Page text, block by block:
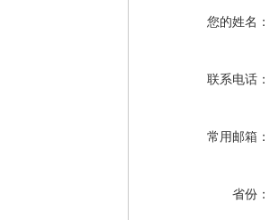
您的姓名：
联系电话：
常用邮箱：
省份：